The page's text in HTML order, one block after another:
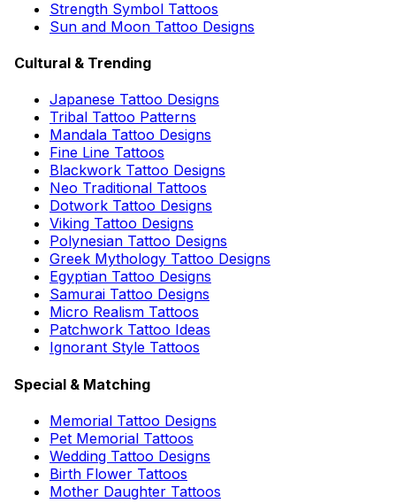
Strength Symbol Tattoos
Sun and Moon Tattoo Designs
Cultural & Trending
Japanese Tattoo Designs
Tribal Tattoo Patterns
Mandala Tattoo Designs
Fine Line Tattoos
Blackwork Tattoo Designs
Neo Traditional Tattoos
Dotwork Tattoo Designs
Viking Tattoo Designs
Polynesian Tattoo Designs
Greek Mythology Tattoo Designs
Egyptian Tattoo Designs
Samurai Tattoo Designs
Micro Realism Tattoos
Patchwork Tattoo Ideas
Ignorant Style Tattoos
Special & Matching
Memorial Tattoo Designs
Pet Memorial Tattoos
Wedding Tattoo Designs
Birth Flower Tattoos
Mother Daughter Tattoos